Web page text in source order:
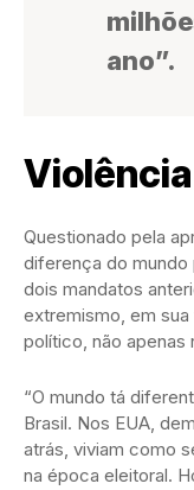
ano”.
Questionado pela
diferença do mundo
dois mandatos
extremismo, em
político, não apenas
“O mundo tá
Brasil. Nos EUA,
atrás, viviam como
na época eleitoral.